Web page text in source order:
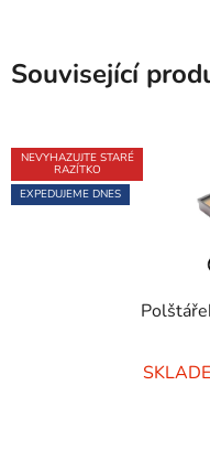
Související
NEVYHAZUJTE STARÉ
RAZÍTKO
EXPEDUJEME DNES